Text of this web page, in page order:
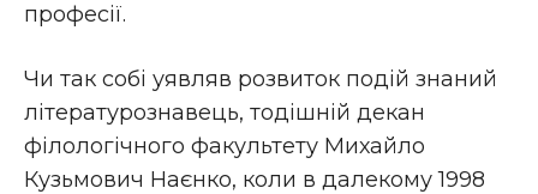
професії.
Чи так собі уявляв розвиток подій знаний
літературознавець, тодішній декан
філологічного факультету Михайло
Кузьмович Наєнко, коли в далекому 1998